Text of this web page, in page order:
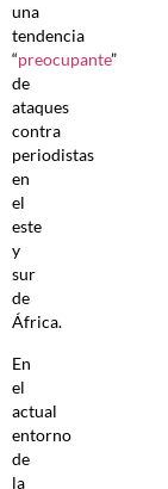
una
tendencia
“preocupante”
de
ataques
contra
periodistas
en
el
este
y
sur
de
África.
En
el
actual
entorno
de
la